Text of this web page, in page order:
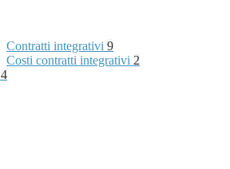
Contratti integrativi 9
Costi contratti integrativi 2
4